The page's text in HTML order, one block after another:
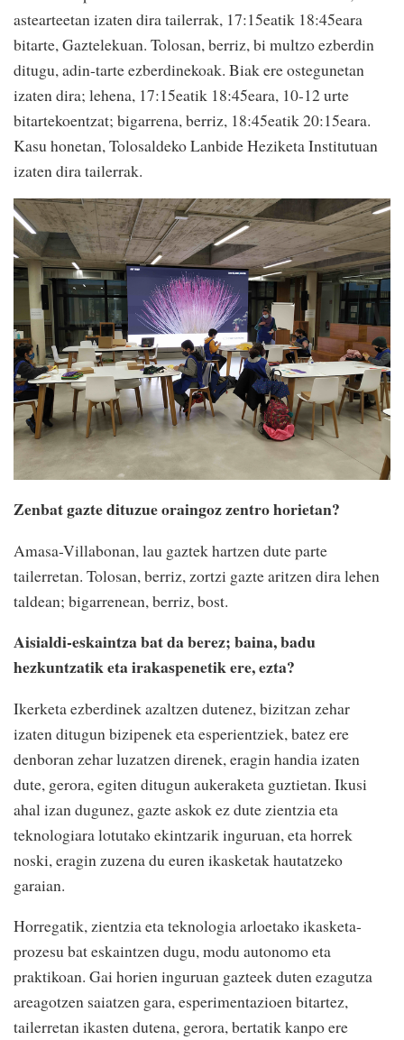
astearteetan izaten dira tailerrak, 17:15eatik 18:45eara
bitarte, Gaztelekuan. Tolosan, berriz, bi multzo ezberdin
ditugu, adin-tarte ezberdinekoak. Biak ere ostegunetan
izaten dira; lehena, 17:15eatik 18:45eara, 10-12 urte
bitartekoentzat; bigarrena, berriz, 18:45eatik 20:15eara.
Kasu honetan, Tolosaldeko Lanbide Heziketa Institutuan
izaten dira tailerrak.
Zenbat gazte dituzue oraingoz zentro horietan?
Amasa-Villabonan, lau gaztek hartzen dute parte
tailerretan. Tolosan, berriz, zortzi gazte aritzen dira lehen
taldean; bigarrenean, berriz, bost.
Aisialdi-eskaintza bat da berez; baina, badu
hezkuntzatik eta irakaspenetik ere, ezta?
Ikerketa ezberdinek azaltzen dutenez, bizitzan zehar
izaten ditugun bizipenek eta esperientziek, batez ere
denboran zehar luzatzen direnek, eragin handia izaten
dute, gerora, egiten ditugun aukeraketa guztietan. Ikusi
ahal izan dugunez, gazte askok ez dute zientzia eta
teknologiara lotutako ekintzarik inguruan, eta horrek
noski, eragin zuzena du euren ikasketak hautatzeko
garaian.
Horregatik, zientzia eta teknologia arloetako ikasketa-
prozesu bat eskaintzen dugu, modu autonomo eta
praktikoan. Gai horien inguruan gazteek duten ezagutza
areagotzen saiatzen gara, esperimentazioen bitartez,
tailerretan ikasten dutena, gerora, bertatik kanpo ere